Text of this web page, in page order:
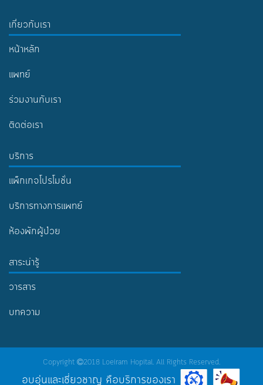
เกี่ยวกับเรา
หน้าหลัก
แพทย์
ร่วมงานกับเรา
ติดต่อเรา
บริการ
แพ็กเกจโปรโมชั่น
บริการทางการแพทย์
ห้องพักผู้ป่วย
สาระน่ารู้
วารสาร
บทความ
Copyright 2018 Loeiram Hopital. All Rights Reserved.
อบอุ่นและเชี่ยวชาญ คือบริการของเรา